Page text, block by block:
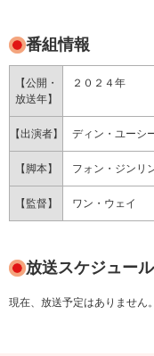
番組情報
【公開・
放送年】
２０２４年
【出演者】 ディン・ユーシ
【脚本】 フォン・ジン
【監督】 ワン・ウェイ
放送スケジュール
現在、放送予定はありません。